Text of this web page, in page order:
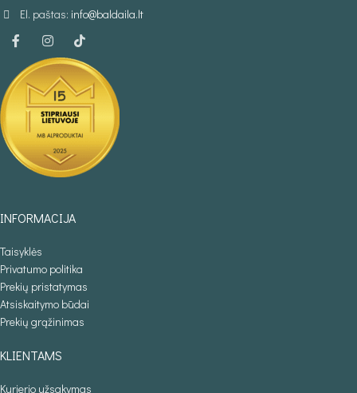
El. paštas: info@baldaila.lt
INFORMACIJA
Taisyklės
Privatumo politika
Prekių pristatymas
Atsiskaitymo būdai
Prekių grąžinimas
KLIENTAMS
Kurjerio užsakymas